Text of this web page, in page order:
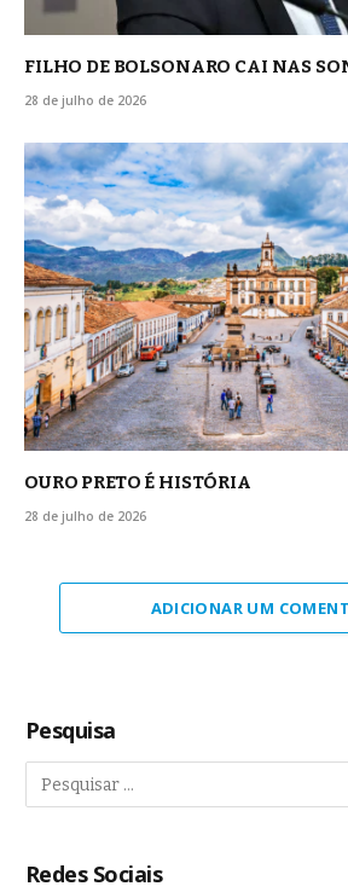
FILHO DE BOLSONARO CAI NAS
28 de julho de 2026
OURO PRETO É HISTÓRIA
28 de julho de 2026
ADICIONAR UM
Pesquisa
Redes Sociais